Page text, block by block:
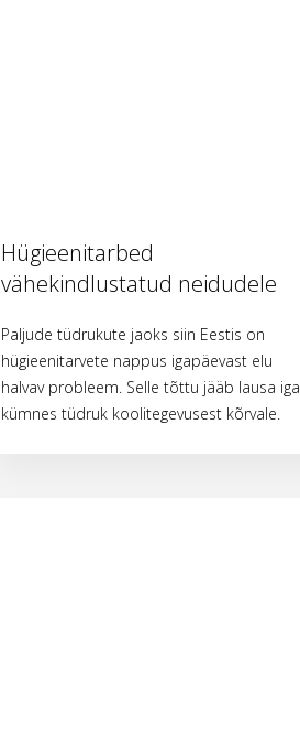
Hügieenitarbed
vähekindlustatud neidudele
Paljude tüdrukute jaoks siin Eestis on
hügieenitarvete nappus igapäevast elu
halvav probleem. Selle tõttu jääb lausa iga
kümnes tüdruk koolitegevusest kõrvale.